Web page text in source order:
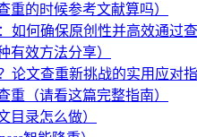
重的时候参考文献算吗）
如何确保原创性并高效通过查
有效方法分享）
论文查重新挑战的实用应对
重（请看这篇完整指南）
目录怎么做）